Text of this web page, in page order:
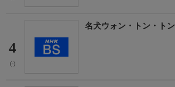
4
(-)
名犬ウォン・トン・トン